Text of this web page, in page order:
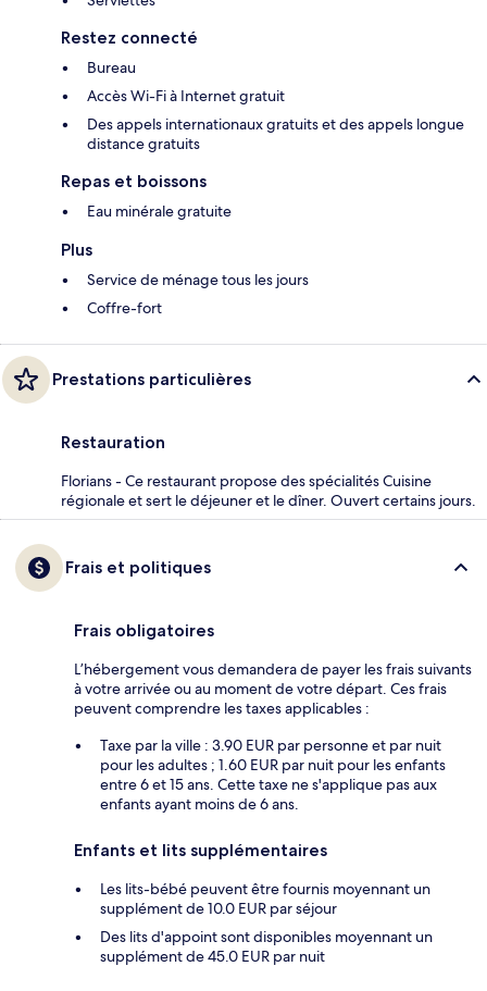
Restez connecté
Bureau
Accès Wi-Fi à Internet gratuit
Des appels internationaux gratuits et des appels longue
distance gratuits
Repas et boissons
Eau minérale gratuite
Plus
Service de ménage tous les jours
Coffre-fort
Prestations particulières
Restauration
Florians - Ce restaurant propose des spécialités Cuisine
régionale et sert le déjeuner et le dîner. Ouvert certains jours.
Frais et politiques
Frais obligatoires
L’hébergement vous demandera de payer les frais suivants
à votre arrivée ou au moment de votre départ. Ces frais
peuvent comprendre les taxes applicables :
Taxe par la ville : 3.90 EUR par personne et par nuit
pour les adultes ; 1.60 EUR par nuit pour les enfants
entre 6 et 15 ans. Cette taxe ne s'applique pas aux
enfants ayant moins de 6 ans.
Enfants et lits supplémentaires
Les lits-bébé peuvent être fournis moyennant un
supplément de 10.0 EUR par séjour
Des lits d'appoint sont disponibles moyennant un
supplément de 45.0 EUR par nuit